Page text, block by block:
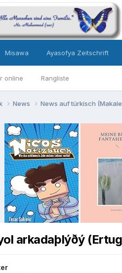
online Rangliste
Misawa Ayasofya Zeitschrift
News News auf türkisch
arkadaþlýðý